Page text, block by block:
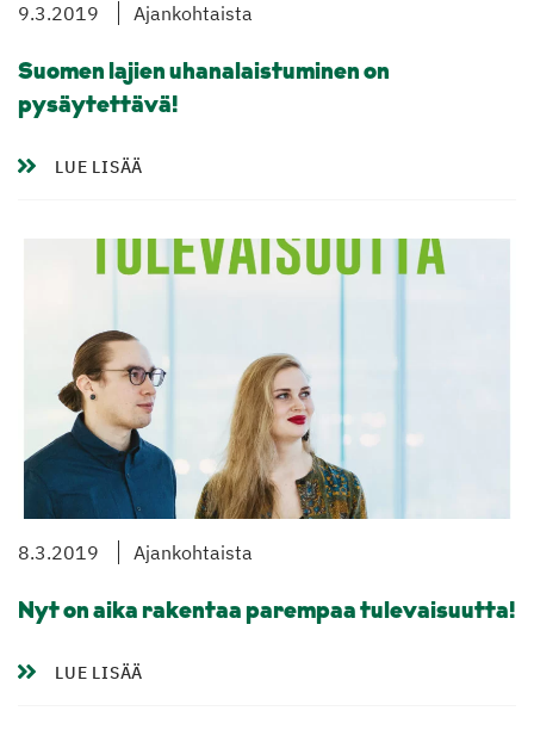
9.3.2019 Ajankohtaista
Suomen lajien uhanalaistuminen on
pysäytettävä!
LUE LISÄÄ
8.3.2019 Ajankohtaista
Nyt on aika rakentaa parempaa tulevaisuutta!
LUE LISÄÄ